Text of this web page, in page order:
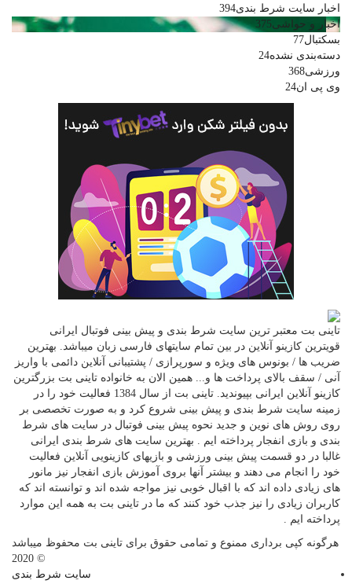
اخبار سایت شرط بندی394
اخبار و حواشی375
بسکتبال77
دسته‌بندی نشده24
ورزشی368
وی پی ان24
تاینی بت معتبر ترین سایت شرط بندی و پیش بینی فوتبال ایرانی
قویترین کازینو آنلاین در بین تمام سایتهای فارسی زبان میباشد. بهترین
ضریب ها / بونوس های ویژه و سورپرازی / پشتیبانی آنلاین دائمی با واریز
آنی / سقف بالای پرداخت ها و... همین الان به خانواده تاینی بت بزرگترین
کازینو آنلاین ایرانی بپیوندید. تاینی بت از سال 1384 فعالیت خود را در
زمینه سایت شرط بندی و پیش بینی شروع کرد و به صورت تخصصی بر
روی روش های نوین و جدید نحوه پیش بینی فوتبال در سایت های شرط
بندی و بازی انفجار پرداخته ایم . بهترین سایت های شرط بندی ایرانی
غالبا در دو قسمت پیش بینی ورزشی و بازیهای کازینویی آنلاین فعالیت
خود را انجام می دهند و بیشتر آنها بروی آموزش بازی انفجار نیز مانور
های زیادی داده اند که با اقبال خوبی نیز مواجه شده اند و توانسته اند که
کاربران زیادی را نیز جذب خود کنند که ما در تاینی بت به همه این موارد
پرداخته ایم .
هرگونه کپی برداری ممنوع و تمامی حقوق برای تاینی بت محفوظ میباشد
© 2020
سایت شرط بندی